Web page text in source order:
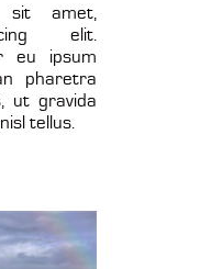
sit amet,
elit.
eu ipsum
pharetra
ut gravida
tellus.